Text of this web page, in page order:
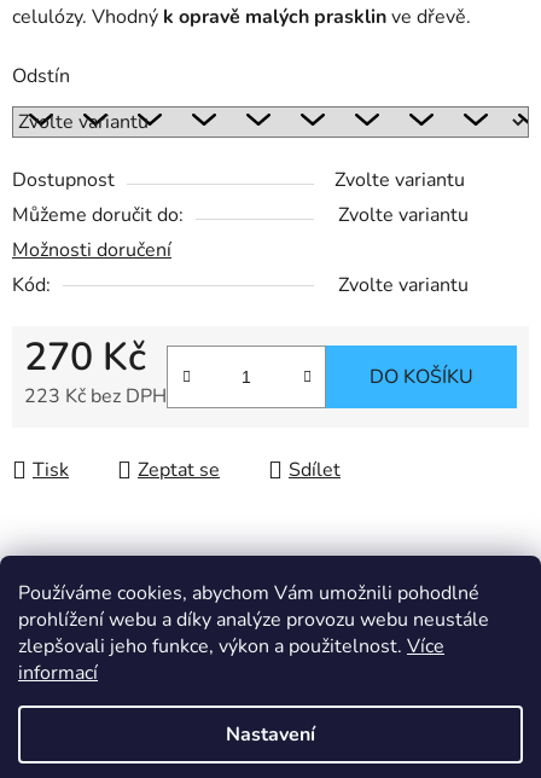
Používáme cookies, abychom Vám umožnili pohodlné
prohlížení webu a díky analýze provozu webu neustále
zlepšovali jeho funkce, výkon a použitelnost. Více
informací
Nastavení
celulózy. Vhodný k opravě malých prasklinve dřevě.
Odstín
Dostupnost
Zvolte variantu
Můžeme doručit do:
Zvolte variantu
Možnosti doručení
Kód:
Zvolte variantu
270 Kč
223 Kč bez DPH
DO KOŠÍKU
Tisk Zeptat se Sdílet
Popis
Související soubory (1)